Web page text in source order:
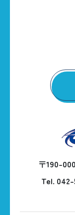
〒190-
Tel.